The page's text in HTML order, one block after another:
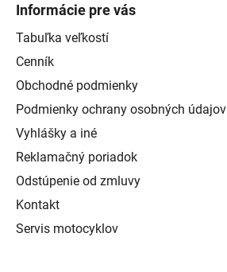
Informácie pre vás
Tabuľka veľkostí
Cenník
Obchodné podmienky
Podmienky ochrany osobných údajov
Vyhlášky a iné
Reklamačný poriadok
Odstúpenie od zmluvy
Kontakt
Servis motocyklov